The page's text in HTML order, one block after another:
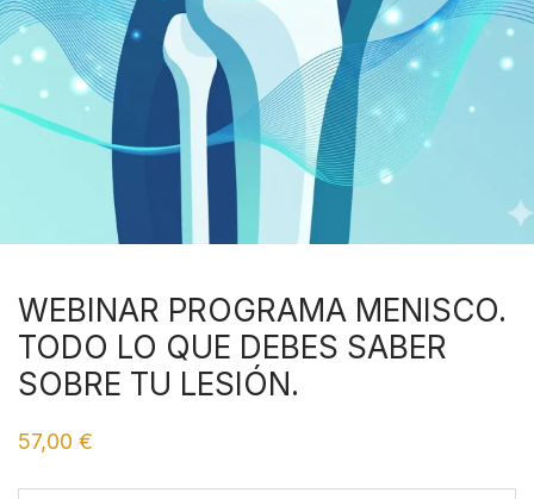
WEBINAR PROGRAMA MENISCO.
TODO LO QUE DEBES SABER
SOBRE TU LESIÓN.
57,00 €